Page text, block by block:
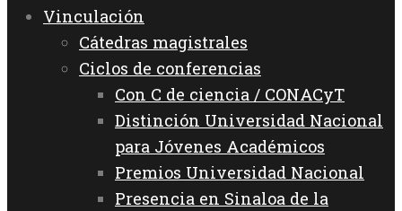
Vinculación
Cátedras magistrales
Ciclos de conferencias
Con C de ciencia / CONACyT
Distinción Universidad Nacional
para Jóvenes Académicos
Premios Universidad Nacional
Presencia en Sinaloa de la